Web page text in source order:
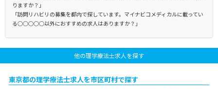
りますか？」
「訪問リハビリの募集を都内で探しています。マイナビコメディカルに載ってい
る○○○○○以外におすすめの求人はありますか？」
他の理学療法士求人を探す
東京都の理学療法士求人を市区町村で探す